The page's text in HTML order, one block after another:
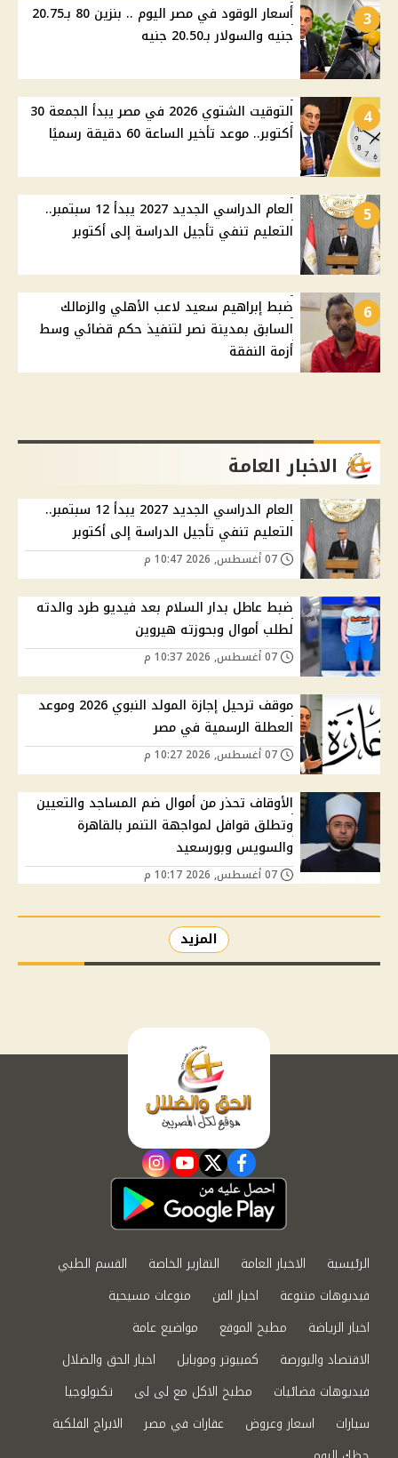
3
أسعار الوقود في مصر اليوم .. بنزين 80 بـ20.75
جنيه والسولار بـ20.50 جنيه
4
التوقيت الشتوي 2026 في مصر يبدأ الجمعة 30
أكتوبر.. موعد تأخير الساعة 60 دقيقة رسميًا
5
العام الدراسي الجديد 2027 يبدأ 12 سبتمبر..
التعليم تنفي تأجيل الدراسة إلى أكتوبر
6
ضبط إبراهيم سعيد لاعب الأهلي والزمالك
السابق بمدينة نصر لتنفيذ حكم قضائي وسط
أزمة النفقة
الاخبار العامة
العام الدراسي الجديد 2027 يبدأ 12 سبتمبر..
التعليم تنفي تأجيل الدراسة إلى أكتوبر
ضبط عاطل بدار السلام بعد فيديو طرد والدته
لطلب أموال وبحوزته هيروين
موقف ترحيل إجازة المولد النبوي 2026 وموعد
العطلة الرسمية في مصر
الأوقاف تحذر من أموال ضم المساجد والتعيين
وتطلق قوافل لمواجهة التنمر بالقاهرة
والسويس وبورسعيد
المزيد
facebook
twitter
youtube
instagram
الرئيسية الاخبار العامة التقارير الخاصة
القسم الطبي
فيديوهات متنوعة
اخبار الفن
منوعات مسيحية
اخبار الرياضة
مطبخ الموقع
مواضيع عامة
الاقتصاد والبورصة
كمبيوتر وموبايل
اخبار الحق والضلال
فيديوهات فضائيات
مطبخ الاكل مع لى لى
تكنولوجيا
سيارات
اسعار وعروض عقارات في مصر
الابراج الفلكية